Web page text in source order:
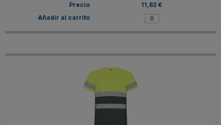
11,82 €